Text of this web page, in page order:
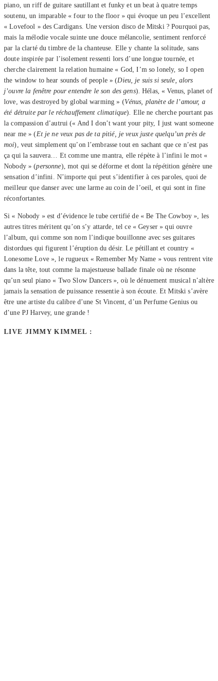
piano, un riff de guitare sautillant et funky et un beat à quatre temps
soutenu, un imparable « four to the floor » qui évoque un peu l’excellent
« Lovefool » des Cardigans. Une version disco de Mitski ? Pourquoi pas,
mais la mélodie vocale suinte une douce mélancolie, sentiment renforcé
par la clarté du timbre de la chanteuse. Elle y chante la solitude, sans
doute inspirée par l’isolement ressenti lors d’une longue tournée, et
cherche clairement la relation humaine « God, I’m so lonely, so I open
the window to hear sounds of people » (Dieu, je suis si seule, alors
j’ouvre la fenêtre pour entendre le son des gens). Hélas, « Venus, planet of
love, was destroyed by global warming » (Vénus, planète de l’amour, a
été détruite par le réchauffement climatique). Elle ne cherche pourtant pas
la compassion d’autrui (« And I don’t want your pity, I just want someone
near me » (Et je ne veux pas de ta pitié, je veux juste quelqu’un près de
moi), veut simplement qu’on l’embrasse tout en sachant que ce n’est pas
ça qui la sauvera… Et comme une mantra, elle répète à l’infini le mot «
Nobody » (personne), mot qui se déforme et dont la répétition génère une
sensation d’infini. N’importe qui peut s’identifier à ces paroles, quoi de
meilleur que danser avec une larme au coin de l’oeil, et qui sont in fine
réconfortantes.
Si « Nobody » est d’évidence le tube certifié de « Be The Cowboy », les
autres titres méritent qu’on s’y attarde, tel ce « Geyser » qui ouvre
l’album, qui comme son nom l’indique bouillonne avec ses guitares
distordues qui figurent l’éruption du désir. Le pétillant et country «
Lonesome Love », le rugueux « Remember My Name » vous rentrent vite
dans la tête, tout comme la majestueuse ballade finale où ne résonne
qu’un seul piano « Two Slow Dancers », où le dénuement musical n’altère
jamais la sensation de puissance ressentie à son écoute. Et Mitski s’avère
être une artiste du calibre d’une St Vincent, d’un Perfume Genius ou
d’une PJ Harvey, une grande !
LIVE JIMMY KIMMEL :